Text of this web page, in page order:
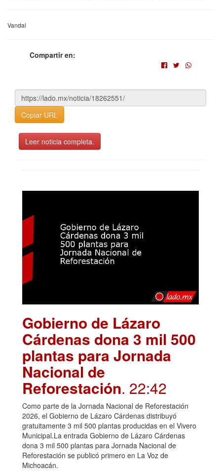
Vandal
Compartir en:
Copiar URL
Leer noticia completa.
Gobierno de Lázaro
Cárdenas dona 3 mil 500
plantas para Jornada
Nacional de
Reforestación. 22:42
Como parte de la Jornada Nacional de Reforestación
2026, el Gobierno de Lázaro Cárdenas distribuyó
gratuitamente 3 mil 500 plantas producidas en el Vivero
Municipal.La entrada Gobierno de Lázaro Cárdenas
dona 3 mil 500 plantas para Jornada Nacional de
Reforestación se publicó primero en La Voz de
Michoacán.